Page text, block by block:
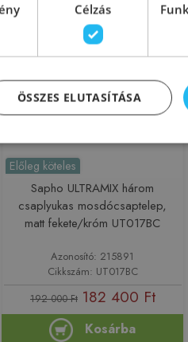
-5%
Rendelésre
Előleg köteles
Sapho ULTRAMIX három
csaplyukas mosdócsaptelep,
matt fekete/króm UT017BC
Azonosító: 215891
Cikkszám: UT017BC
192 000 Ft 182 400 Ft
Kosárba
Célzás
ÖSSZES ELUTASÍTÁSA